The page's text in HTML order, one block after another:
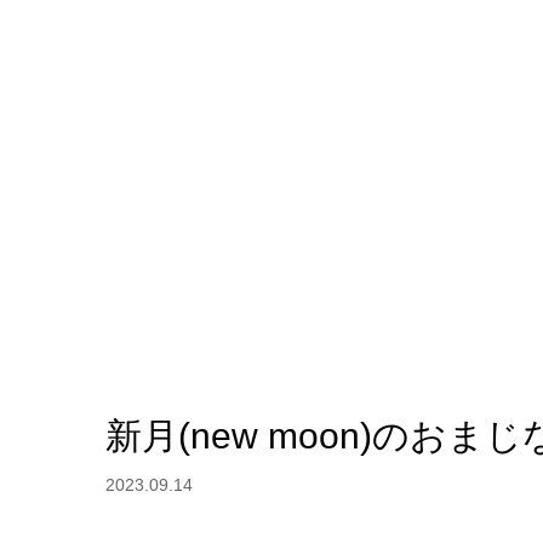
新月(new moon)のおまじ
2023.09.14